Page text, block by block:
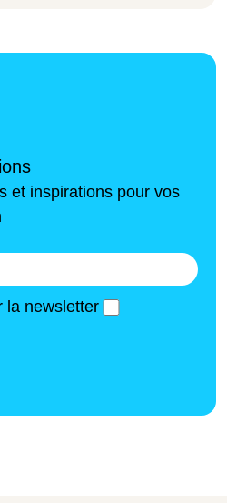
et inspirations pour vos
la newsletter